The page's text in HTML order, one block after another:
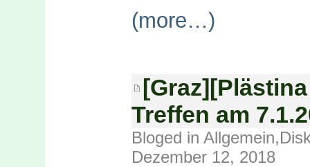
(more…)
Treffen am
Bloged in Allgemein,
Dezember 12, 2018